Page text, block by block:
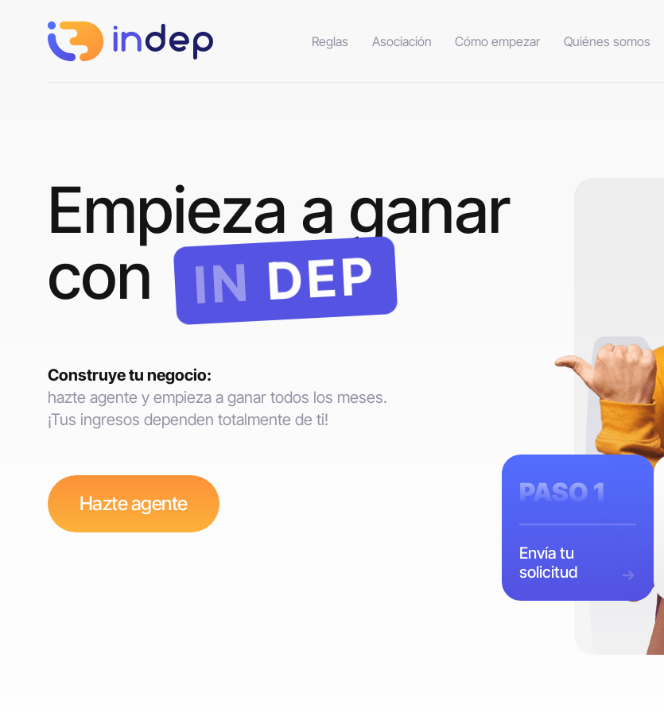
Reglas Asociación Cómo empezar Quiénes somos
Empieza a ganar
con
IN DEP
Construye tu negocio:
hazte agente y empieza a ganar todos los meses.
¡Tus ingresos dependen totalmente de ti!
Hazte agente PASO 1
Envía tu
solicitud